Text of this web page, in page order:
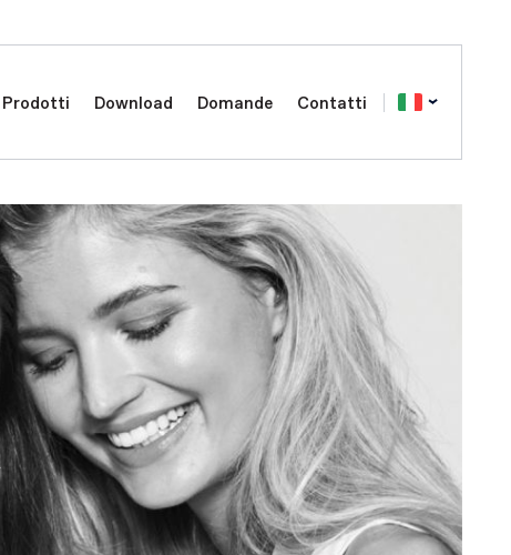
Prodotti Download Domande Contatti